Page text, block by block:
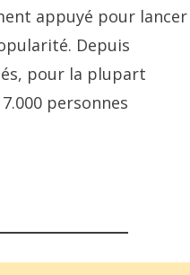
appuyé pour lancer
Depuis
pour la plupart
personnes